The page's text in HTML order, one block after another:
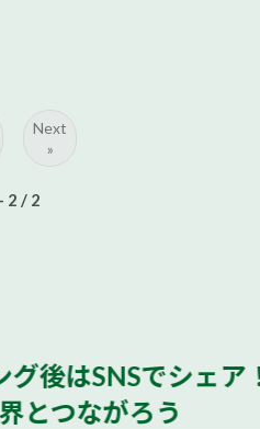
Next
»
2 / 2
はSNSでシェア！
ながろう